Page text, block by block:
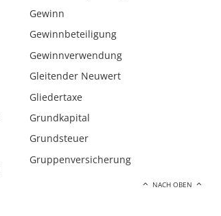
Gewinn
Gewinnbeteiligung
Gewinnverwendung
Gleitender Neuwert
Gliedertaxe
Grundkapital
Grundsteuer
Gruppenversicherung
NACH OBEN